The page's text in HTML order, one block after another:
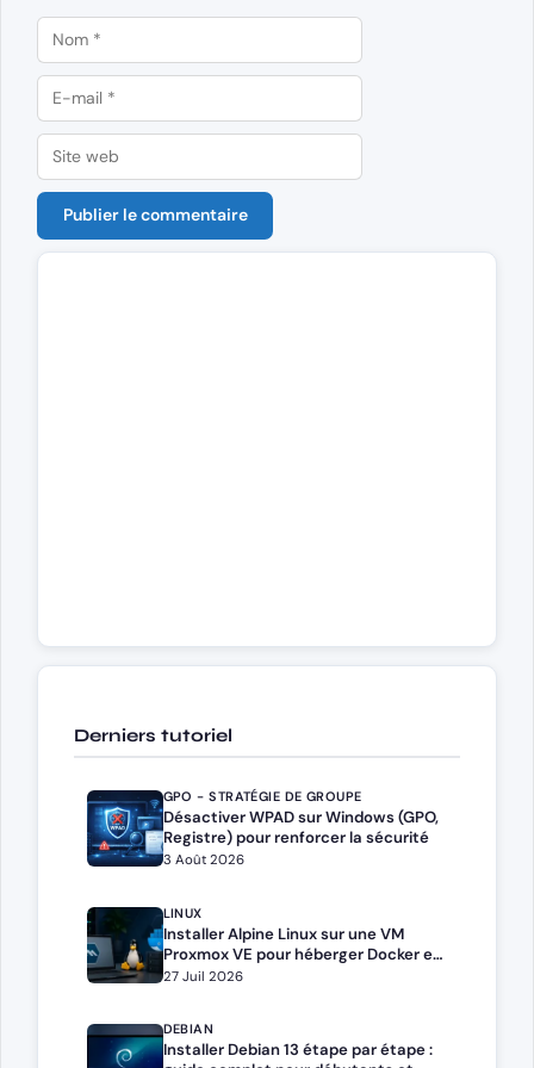
Nom
E-
mail
Site
web
Derniers tutoriel
GPO - STRATÉGIE DE GROUPE
Désactiver WPAD sur Windows (GPO,
Registre) pour renforcer la sécurité
3 Août 2026
LINUX
Installer Alpine Linux sur une VM
Proxmox VE pour héberger Docker et
Docker Compose
27 Juil 2026
DEBIAN
Installer Debian 13 étape par étape :